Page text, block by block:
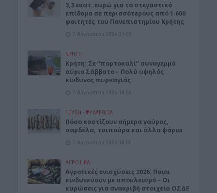
3,3 εκατ. ευρώ για το στεγαστικό
επίδομα σε περισσότερους από 1.600
φοιτητές του Πανεπιστημίου Κρήτης
7 Αυγούστου 2026 21:03
ΚΡΗΤΗ
Κρήτη: Σε “πορτοκαλί” συναγερμό
αύριο Σάββατο – Πολύ υψηλός
κίνδυνος πυρκαγιάς
7 Αυγούστου 2026 18:05
ΓΕΎΣΗ - ΨΥΧΑΓΩΓΊΑ
Πόσο κοστίζουν σήμερα γαύρος,
σαρδέλα, τσιπούρα και άλλα ψάρια
7 Αυγούστου 2026 18:00
ΑΓΡΟΤΙΚΑ
Αγροτικές ενισχύσεις 2026: Ποιοι
κινδυνεύουν με αποκλεισμό – Οι
κυρώσεις για ανακριβή στοιχεία ΟΣΔΕ